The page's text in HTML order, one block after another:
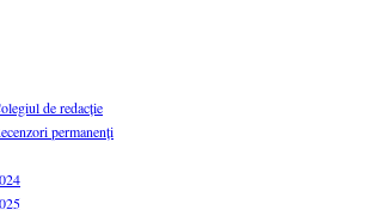
de redacție
permanenți